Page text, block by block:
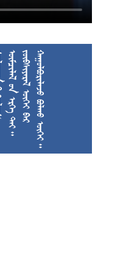







































